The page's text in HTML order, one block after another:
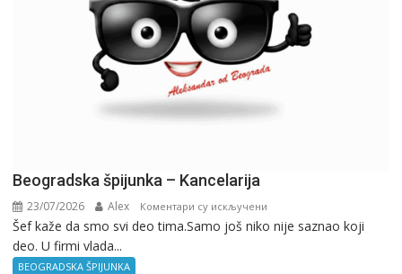
Beogradska špijunka – Kancelarija
23/07/2026 Alex Коментари су искључени
Beogradska
Šef kaže da smo svi deo tima.Samo još niko nije saznao koji
deo. U firmi vlada...
BEOGRADSKA ŠPIJUNKA